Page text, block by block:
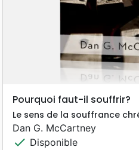
Pourquoi faut-il souffrir?
Le sens de la souffrance
Dan G. McCartney
check Disponible